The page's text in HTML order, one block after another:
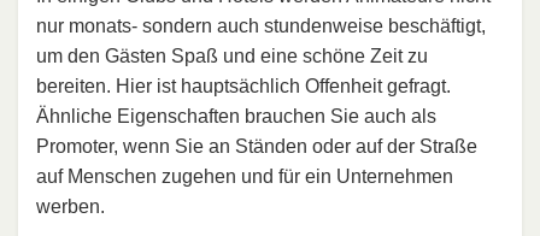
nur monats- sondern auch stundenweise beschäftigt,
um den Gästen Spaß und eine schöne Zeit zu
bereiten. Hier ist hauptsächlich Offenheit gefragt.
Ähnliche Eigenschaften brauchen Sie auch als
Promoter, wenn Sie an Ständen oder auf der Straße
auf Menschen zugehen und für ein Unternehmen
werben.